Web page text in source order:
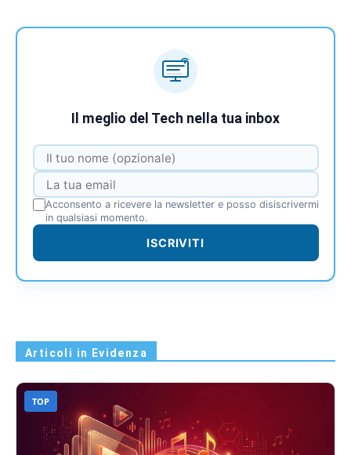
Il meglio del Tech nella tua inbox
Acconsento a ricevere la newsletter e posso disiscrivermi
in qualsiasi momento.
ISCRIVITI
Articoli in Evidenza
TOP